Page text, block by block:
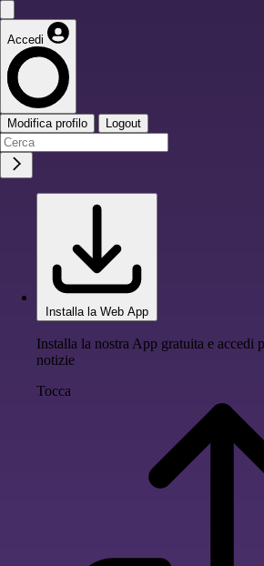
Accedi
Modifica profilo Logout
Installa la Web App
Installa la nostra App gratuita e accedi
notizie
Tocca